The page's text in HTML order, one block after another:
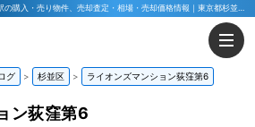
グ 杉並区 ライオンズマンション荻窪第6
ン荻窪第6